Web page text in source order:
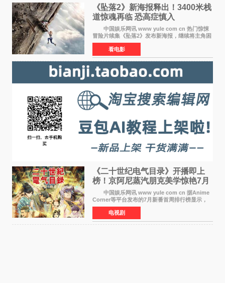
《坠落2》新海报释出！3400米栈
道惊魂再临 恐高症慎入
中国娱乐网讯 www yule com cn 热门惊悚
冒险片续集《坠落2》发布新海报，继续将主角困
于绝境高处——这一次，是摇摇欲坠的徒步栈
道。该片将于今年9月2日北美上映，恐高症患者
请提前做好心理
看电影
《二十世纪电气目录》开播即上
榜！京阿尼蒸汽朋克美学惊艳7月
新番季
中国娱乐网讯 www yule com cn 据Anime
Corner等平台发布的7月新番首周排行榜显示，
由京都动画制作的《二十世纪电气目录》在多个
榜单中表现亮眼，位列AniLab全球TOP10第十
名。该剧改编自结
电视剧